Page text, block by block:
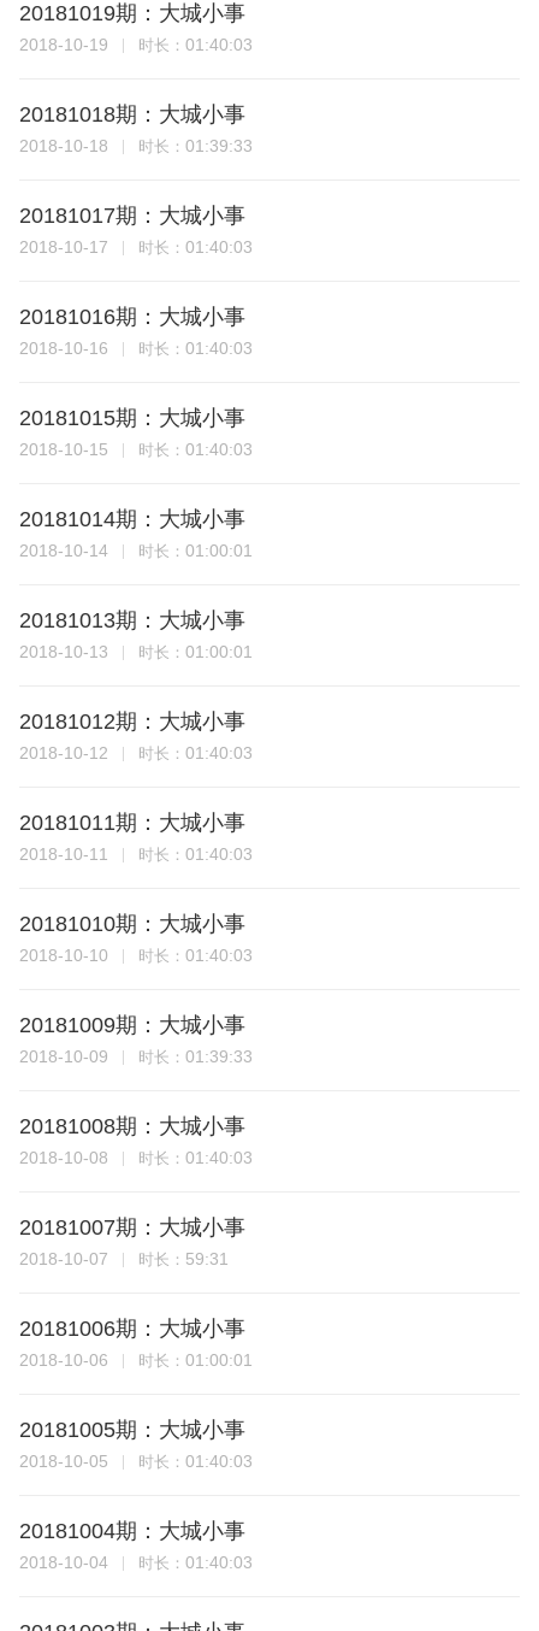
20181019期：大城小事
2018-10-19 时长： 01:40:03
20181018期：大城小事
2018-10-18 时长： 01:39:33
20181017期：大城小事
2018-10-17 时长： 01:40:03
20181016期：大城小事
2018-10-16 时长： 01:40:03
20181015期：大城小事
2018-10-15 时长： 01:40:03
20181014期：大城小事
2018-10-14 时长： 01:00:01
20181013期：大城小事
2018-10-13 时长： 01:00:01
20181012期：大城小事
2018-10-12 时长： 01:40:03
20181011期：大城小事
2018-10-11 时长： 01:40:03
20181010期：大城小事
2018-10-10 时长： 01:40:03
20181009期：大城小事
2018-10-09 时长： 01:39:33
20181008期：大城小事
2018-10-08 时长： 01:40:03
20181007期：大城小事
2018-10-07 时长： 59:31
20181006期：大城小事
2018-10-06 时长： 01:00:01
20181005期：大城小事
2018-10-05 时长： 01:40:03
20181004期：大城小事
2018-10-04 时长： 01:40:03